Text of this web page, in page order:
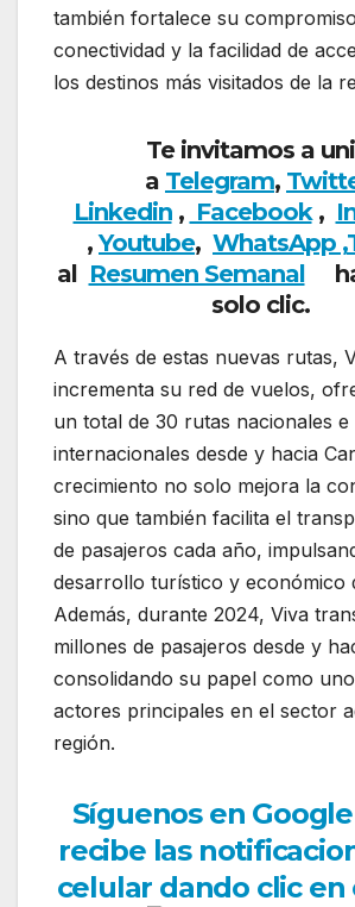
también fortalece su
conectividad y la facilidad de
los destinos más visitados de la
Te invitamos a
a Telegram,
Linkedin, Facebook,
,Youtube, WhatsApp ,
al Resumen Semanal
solo clic.
A través de estas nuevas rutas,
incrementa su red de vuelos,
un total de 30 rutas nacionales e
internacionales desde y hacia
crecimiento no solo mejora la
sino que también facilita el
de pasajeros cada año,
desarrollo turístico y económico
Además, durante 2024, Viva
millones de pasajeros desde y
consolidando su papel como
actores principales en el sector
región.
Síguenos en
recibe las
celular dando clic en